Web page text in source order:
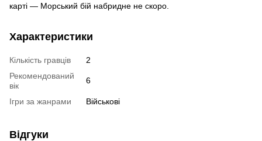
карті — Морський бій набридне не скоро.
Характеристики
Кількість гравців
2
Рекомендований
вік
6
Ігри за жанрами Військові
Відгуки